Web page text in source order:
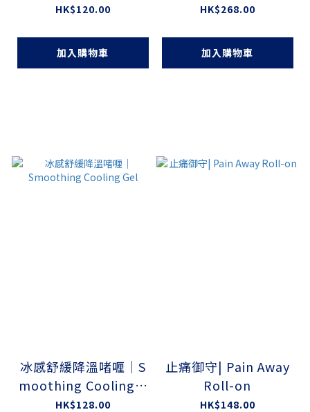
HK$120.00
加入購物車
HK$268.00
加入購物車
冰感舒緩降溫啫喱｜S
moothing Cooling G
el
HK$128.00
止痛御守| Pain Away
Roll-on
HK$148.00